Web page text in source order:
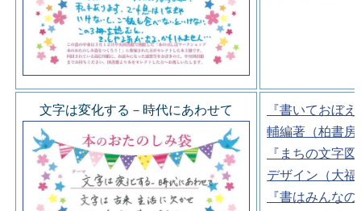
文字は変化する－時代にあわせて
『書いておぼ
輔編著（柏書房
『まちの文字
デザイン（大福
『書はみんな